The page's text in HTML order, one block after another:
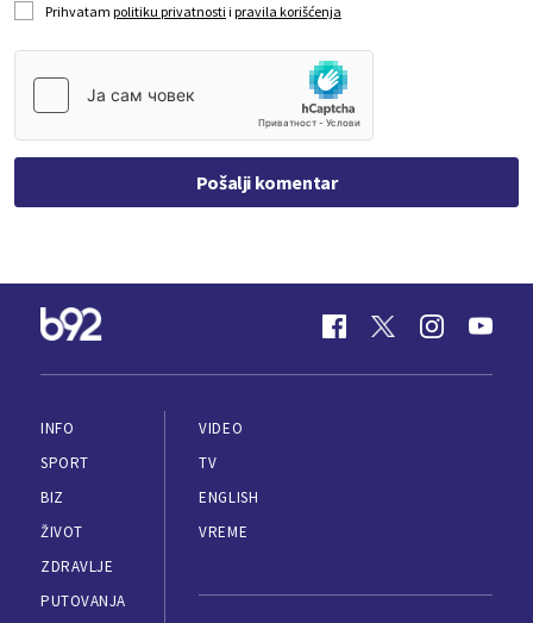
Prihvatam politiku privatnosti i pravila korišćenja
Pošalji komentar
INFO
SPORT
BIZ
ŽIVOT
ZDRAVLJE
PUTOVANJA
VIDEO
TV
ENGLISH
VREME